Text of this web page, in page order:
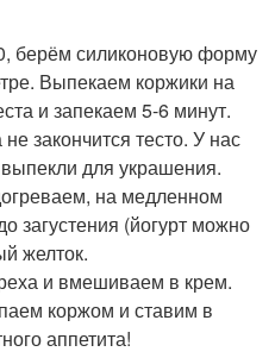
берём силиконовую форму
Выпекаем коржики на
и запекаем 5-6 минут.
закончится тесто. У нас
для украшения.
на медленном
загустения (йогурт можно
желток.
и вмешиваем в крем.
коржом и ставим в
аппетита!